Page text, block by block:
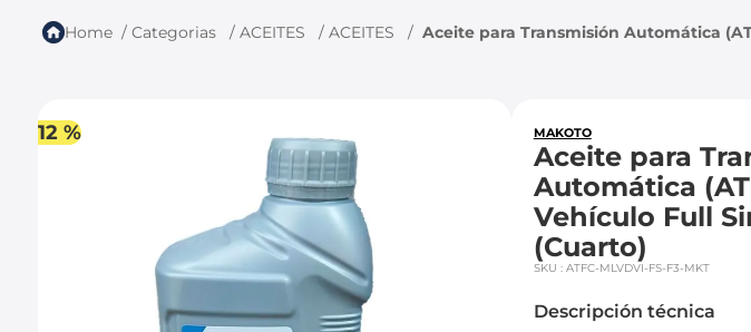
Categorias ACEITES ACEITES Aceite para Transmisión Automática
12 % MAKOTO
Aceite para
Automática
Vehículo Full
(Cuarto)
SKU : ATFC-MLVDVI-FS-F3-MKT
Descripción técnica
spark gt
chevrolet sail
chevrolet spark gt
mazda 2